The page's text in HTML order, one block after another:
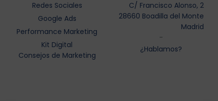
Redes Sociales
Google Ads
Performance Marketing
Kit Digital
Consejos de Marketing
C/ Francisco Alonso, 2
28660 Boadilla del Monte
Madrid
-
¿Hablamos?